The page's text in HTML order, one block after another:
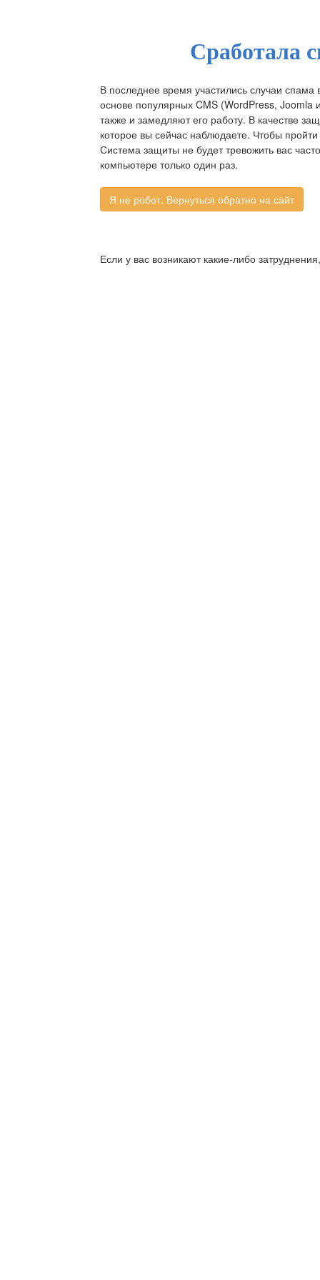
Сработала
В последнее время участились случаи
основе популярных CMS (WordPress, Joomla
также и замедляют его работу. В качестве
которое вы сейчас наблюдаете. Чтобы
Система защиты не будет тревожить вас
компьютере только один раз.
Если у вас возникают какие-либо